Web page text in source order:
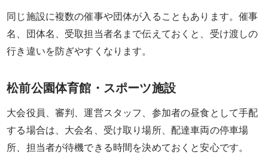
会
研
修
法
同じ施設に複数の催事や団体が入ることもあります。催事
名、団体名、受取担当者名まで伝えておくと、受け渡しの
行き違いを防ぎやすくなります。
松前公園体育館・スポーツ施設
大会役員、審判、運営スタッフ、参加者の昼食として手配
する場合は、大会名、受け取り場所、配達車両の停車場
所、担当者が待機できる時間を決めておくと安心です。